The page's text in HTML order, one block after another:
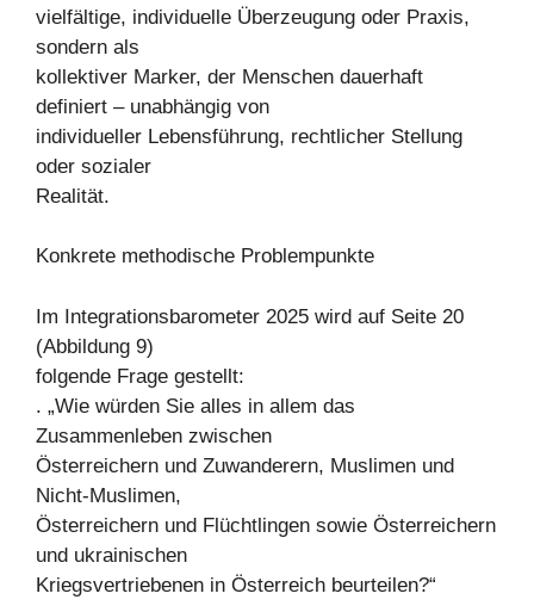
vielfältige, individuelle Überzeugung oder Praxis,
sondern als
kollektiver Marker, der Menschen dauerhaft
definiert – unabhängig von
individueller Lebensführung, rechtlicher Stellung
oder sozialer
Realität.
Konkrete methodische Problempunkte
Im Integrationsbarometer 2025 wird auf Seite 20
(Abbildung 9)
folgende Frage gestellt:
. „Wie würden Sie alles in allem das
Zusammenleben zwischen
Österreichern und Zuwanderern, Muslimen und
Nicht-Muslimen,
Österreichern und Flüchtlingen sowie Österreichern
und ukrainischen
Kriegsvertriebenen in Österreich beurteilen?“